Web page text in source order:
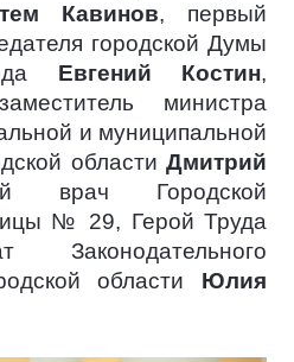
Кавинов, первый
городской Думы
Евгений Костин,
министра
и муниципальной
области Дмитрий
врач Городской
№ 29, Герой Труда
Законодательного
области Юлия